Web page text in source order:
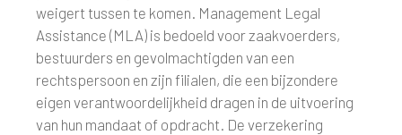
weigert tussen te komen. Management Legal
Assistance (MLA) is bedoeld voor zaakvoerders,
bestuurders en gevolmachtigden van een
rechtspersoon en zijn filialen, die een bijzondere
eigen verantwoordelijkheid dragen in de uitvoering
van hun mandaat of opdracht. De verzekering